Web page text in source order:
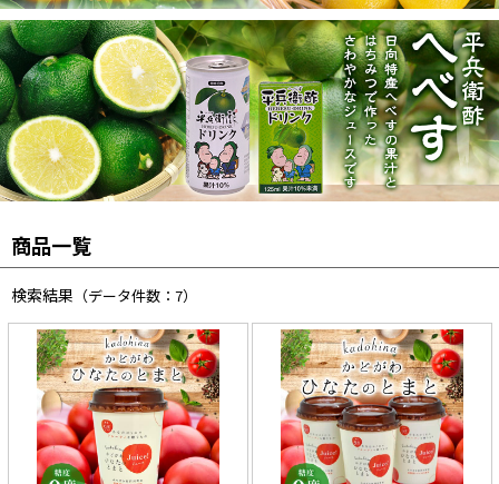
商品一覧
検索結果 （データ件数：7）